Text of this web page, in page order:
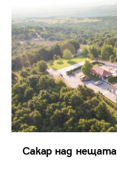
Сакар над нещата